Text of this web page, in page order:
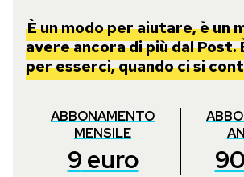
È un modo per aiutare, è un
avere ancora di più dal Post.
per esserci, quando ci si
ABBONAMENTO
MENSILE
9 euro 90